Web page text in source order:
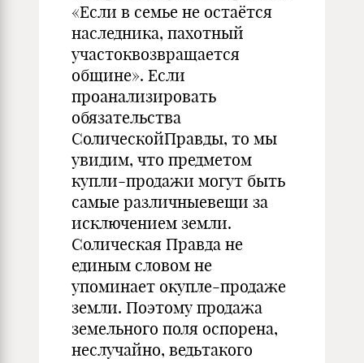
«Если в семье не остаётся
наследника, пахотный
участоквозвращается
общине». Если
проанализировать
обязательства
СолическойПравды, то мы
увидим, что предметом
купли-продажи могут быть
самые различныевещи за
исключением земли.
Солическая Правда не
единым словом не
упоминает окупле-продаже
земли. Поэтому продажа
земельного поля оспорена,
неслучайно, ведьтакого